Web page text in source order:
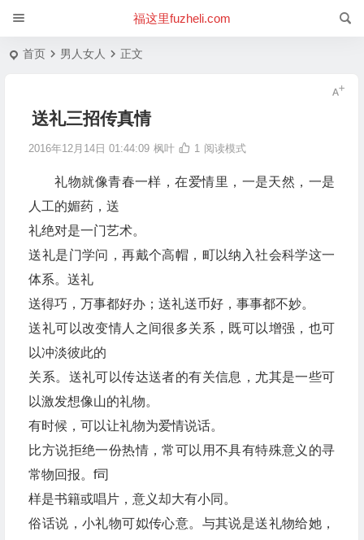
福这里fuzheli.com
首页 男人女人 正文
送礼三招传真情
2016年12月14日 01:44:09 枫叶 1 阅读模式
礼物就像青春一样，在爱情里，一是天然，一是
人工的媚药，送
礼绝对是一门艺术。
送礼是门学问，再戴个高帽，町以纳入社会科学这一
体系。送礼
送得巧，万事都好办；送礼送币好，事事都不妙。
送礼可以改变情人之间很多关系，既可以增强，也可
以冲淡彼此的
关系。送礼可以传达送者的有关信息，尤其是一些可
以激发想像山的礼物。
有时候，可以让礼物为爱情说话。
比方说拒绝一份热情，常可以用不具有特殊意义的寻
常物回报。f司
样是书籍或唱片，意义却大有小同。
俗话说，小礼物可姒传心意。与其说是送礼物给她，